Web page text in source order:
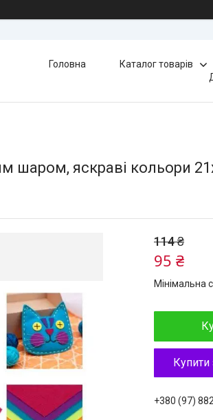
Головна Каталог товарів
шаром, яскраві кольори
114 ₴
95 ₴
Мінімальна
Купити
+380 (97)